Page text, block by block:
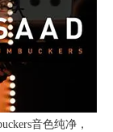
音色纯净，